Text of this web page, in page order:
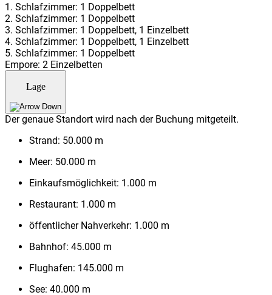
1. Schlafzimmer: 1 Doppelbett
2. Schlafzimmer: 1 Doppelbett
3. Schlafzimmer: 1 Doppelbett, 1 Einzelbett
4. Schlafzimmer: 1 Doppelbett, 1 Einzelbett
5. Schlafzimmer: 1 Doppelbett
Empore: 2 Einzelbetten
Lage
Der genaue Standort wird nach der Buchung mitgeteilt.
Strand: 50.000 m
Meer: 50.000 m
Einkaufsmöglichkeit: 1.000 m
Restaurant: 1.000 m
öffentlicher Nahverkehr: 1.000 m
Bahnhof: 45.000 m
Flughafen: 145.000 m
See: 40.000 m